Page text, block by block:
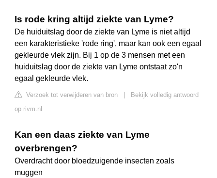
Is rode kring altijd ziekte van Lyme?
De huiduitslag door de ziekte van Lyme is niet altijd
een karakteristieke 'rode ring', maar kan ook een egaal
gekleurde vlek zijn. Bij 1 op de 3 mensen met een
huiduitslag door de ziekte van Lyme ontstaat zo'n
egaal gekleurde vlek.
Verzoek tot verwijderen van bron
Bekijk volledig antwoord
op rivm.nl
Kan een daas ziekte van Lyme
overbrengen?
Overdracht door bloedzuigende insecten zoals
muggen